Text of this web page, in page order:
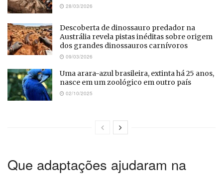
28/03/2026
Descoberta de dinossauro predador na
Austrália revela pistas inéditas sobre origem
dos grandes dinossauros carnívoros
09/03/2026
Uma arara-azul brasileira, extinta há 25 anos,
nasce em um zoológico em outro país
02/10/2025
Que adaptações ajudaram na